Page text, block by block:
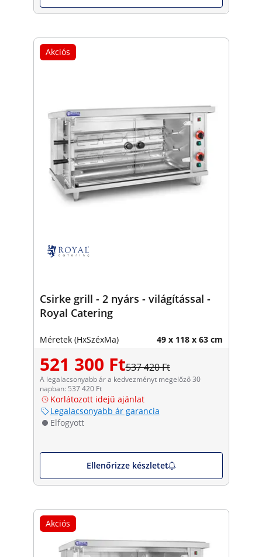
Akciós
Csirke grill - 2 nyárs - világítással -
Royal Catering
Méretek (HxSzéxMa) 49 x 118 x 63 cm
521 300 Ft537 420 Ft
A legalacsonyabb ár a kedvezményt megelőző 30
napban: 537 420 Ft
Korlátozott idejű ajánlat
Legalacsonyabb ár garancia
Elfogyott
Ellenőrizze készletet
Akciós